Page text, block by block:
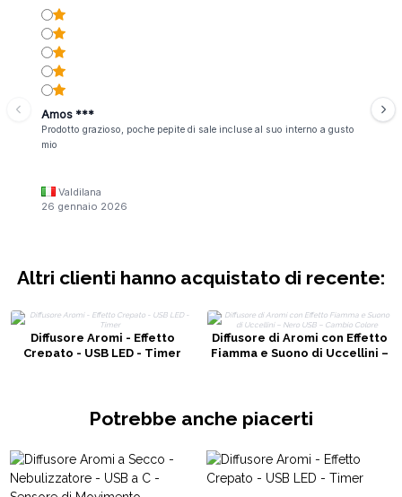
Amos ***
Prodotto grazioso, poche pepite di sale incluse al suo interno a gusto
mio
Valdilana
26 gennaio 2026
Altri clienti hanno acquistato di recente:
Diffusore Aromi - Effetto
Crepato - USB LED - Timer
Diffusore di Aromi con Effetto
Fiamma e Suono di Uccellini –
Potrebbe anche piacerti